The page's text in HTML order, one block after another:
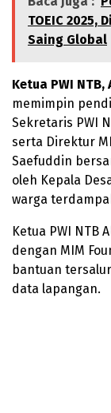
TOEIC 2025,
Saing Global
Ketua PWI
memimpin
Sekretaris PWI
serta Direktur
Saefuddin
oleh Kepala
warga
Ketua PWI NTB
dengan MIM
bantuan
data lapangan.